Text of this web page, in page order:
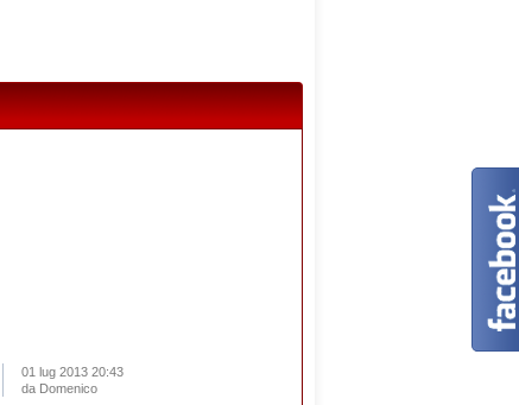
01 lug 2013 20:43
da Domenico